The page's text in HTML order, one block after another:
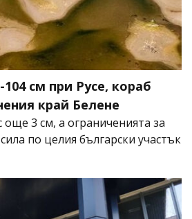
см при Русе, кораб
край Белене
3 см, а ограниченията за
по целия български участък